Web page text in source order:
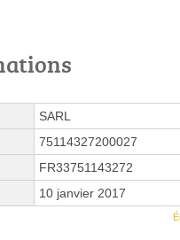
SARL
75114327200027
FR33751143272
10 janvier 2017